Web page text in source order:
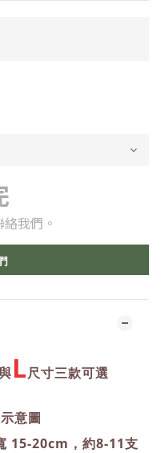
我們。
L尺寸三款可選
意圖
15-20cm，約8-11支